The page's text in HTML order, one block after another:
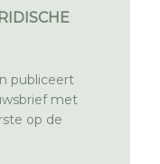
publiceert
met
op de